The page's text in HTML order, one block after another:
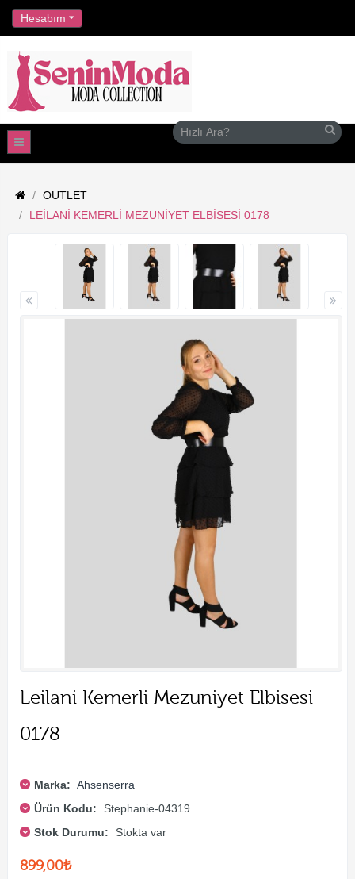
Hesabım
OUTLET
LEILANI KEMERLI MEZUNIYET ELBISESI 0178
Leilani Kemerli Mezuniyet Elbisesi
0178
Marka: Ahsenserra
Ürün Kodu:
Stephanie-04319
Stok Durumu:
Stokta var
899,00₺